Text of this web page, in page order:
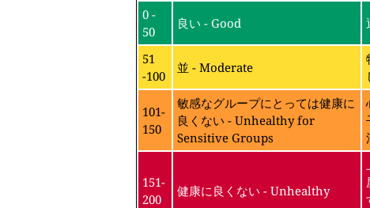
0 -
50
良い - Good
51
-100
並 - Moderate
101-
150
敏感なグループにとっては健康に
良くない - Unhealthy for
Sensitive Groups
151-
200
健康に良くない - Unhealthy